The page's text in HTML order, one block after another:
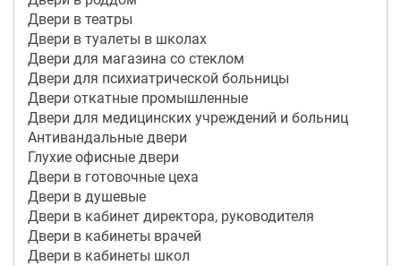
Двери в театры
Двери в туалеты в школах
Двери для магазина со стеклом
Двери для психиатрической больницы
Двери откатные промышленные
Двери для медицинских учреждений и больниц
Антивандальные двери
Глухие офисные двери
Двери в готовочные цеха
Двери в душевые
Двери в кабинет директора, руководителя
Двери в кабинеты врачей
Двери в кабинеты школ